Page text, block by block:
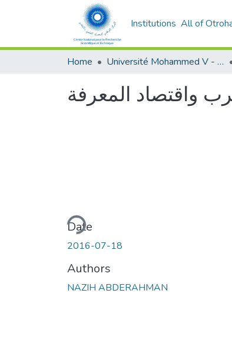
Institutions All of
Home Université Mohammed V - Rabat
واقتصاد المعرفة
Loading...
Date
2016-07-18
Authors
NAZIH ABDERAHMAN